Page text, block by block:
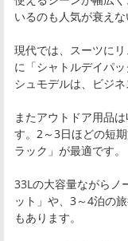
いるのも人気が衰えな
現代では、スーツに
に「シャトルデイパ
シュモデルは、ビジネ
またアウトドア用品
す。2～3日ほどの短
ラック」が最適です。
33Lの大容量ながらノ
ット」や、3～4泊の
もあります。